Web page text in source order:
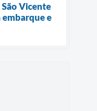
Vicente
embarque e